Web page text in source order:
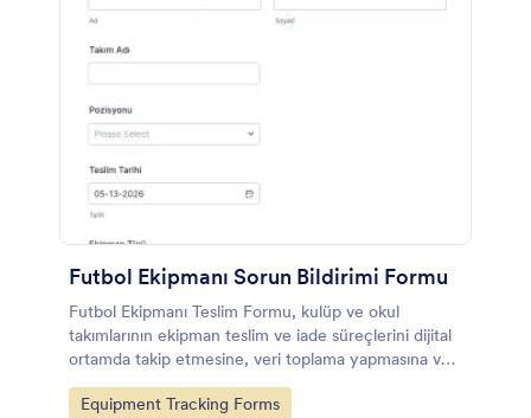
Futbol Ekipmanı Sorun Bildirimi Formu
Futbol Ekipmanı Teslim Formu, kulüp ve okul
takımlarının ekipman teslim ve iade süreçlerini dijital
ortamda takip etmesine, veri toplama yapmasına ve
form yanıtlarını düzenli biçimde yönetmesine
yardımcı olur.
Go to Category:
Equipment Tracking Forms